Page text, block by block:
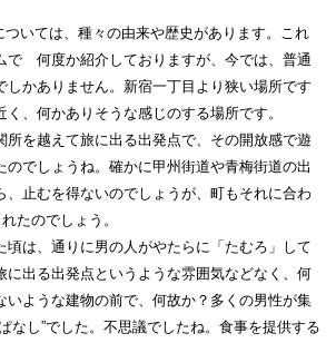
いては、種々の由来や歴史があります。これ
で 何度か紹介しておりますが、今では、普通
しかありません。新宿一丁目より狭い場所です
く、何かありそうな感じのする場所です。
所を越えて旅に出る出発点で、その開放感で遊
のでしょうね。確かに甲州街道や青梅街道の出
、止むを得ないのでしょうが、町もそれに合わ
たのでしょう。
頃は、通りに男の人がやたらに「たむろ」して
に出る出発点というような雰囲気などなく、何
いような建物の前で、何故か？多くの男性が集
なし”でした。不思議でしたね。食事を提供する